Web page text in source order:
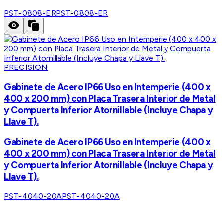
PST-0808-ERPST-0808-ER
PRECISION
Gabinete de Acero IP66 Uso en Intemperie (400 x
400 x 200 mm) con Placa Trasera Interior de Metal
y Compuerta Inferior Atornillable (Incluye Chapa y
Llave T).
Gabinete de Acero IP66 Uso en Intemperie (400 x
400 x 200 mm) con Placa Trasera Interior de Metal
y Compuerta Inferior Atornillable (Incluye Chapa y
Llave T).
PST-4040-20APST-4040-20A